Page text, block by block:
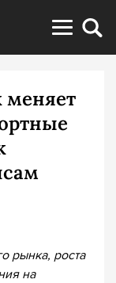
меняет
рынка, роста
на